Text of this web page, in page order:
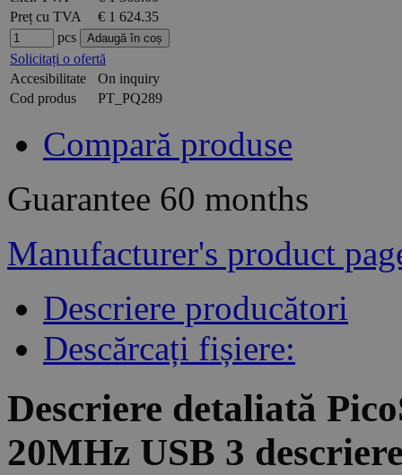
Preț cu TVA
€ 1 624.35
pcs
Solicitați o ofertă
Accesibilitate
On inquiry
Cod produs
PT_PQ289
Compară produse
Guarantee 60 months
Manufacturer's product
Descriere producători
Descărcați fișiere:
Descriere detaliată
20MHz USB 3